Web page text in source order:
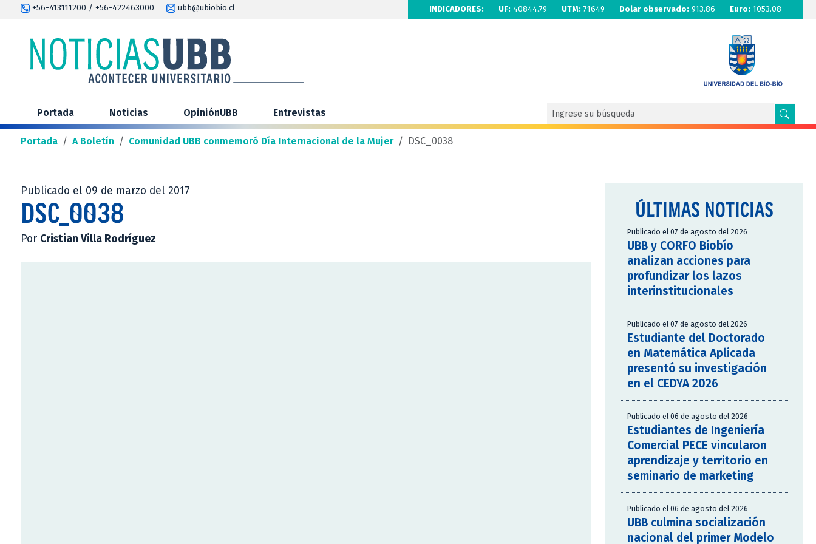
+56-413111200 / +56-422463000 ubb@ubiobio.cl INDICADORES: UF: 40844.79 UTM: 71649 Dolar observado: 913.86 Euro: 1053.08
Portada Noticias OpiniónUBB Entrevistas
Portada / A Boletín / Comunidad UBB conmemoró Día Internacional de la Mujer / DSC_0038
Publicado el 09 de marzo del 2017
DSC_0038
Por Cristian Villa Rodríguez
ÚLTIMAS NOTICIAS
Publicado el 07 de agosto del 2026
UBB y CORFO Biobío
analizan acciones para
profundizar los lazos
interinstitucionales
Publicado el 07 de agosto del 2026
Estudiante del Doctorado
en Matemática Aplicada
presentó su investigación
en el CEDYA 2026
Publicado el 06 de agosto del 2026
Estudiantes de Ingeniería
Comercial PECE vincularon
aprendizaje y territorio en
seminario de marketing
Publicado el 06 de agosto del 2026
UBB culmina socialización
nacional del primer Modelo